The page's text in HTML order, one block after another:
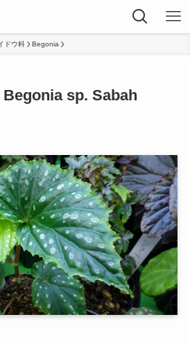
ドウ科 Begonia
sp. Sabah